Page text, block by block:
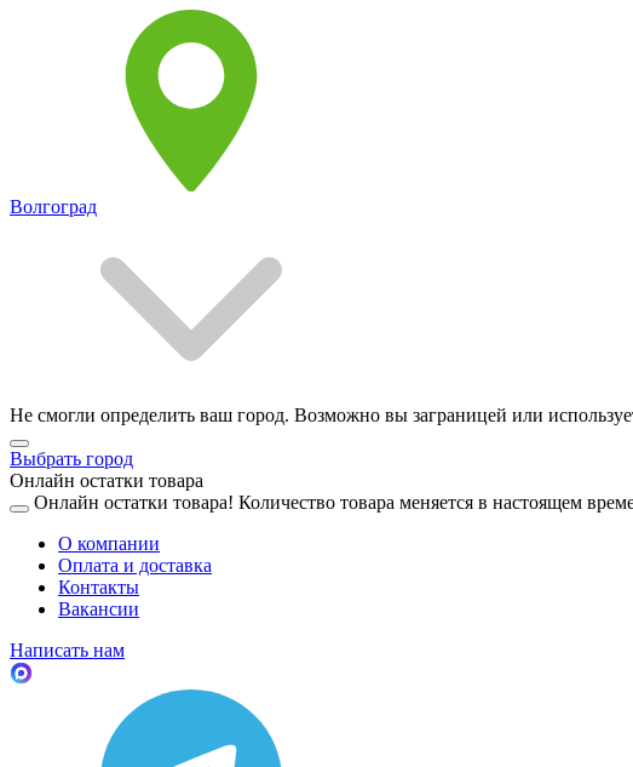
Волгоград
Не смогли определить ваш город. Возможно вы заграницей или
Выбрать город
Онлайн остатки товара
Онлайн остатки товара! Количество товара меняется в настоящем
О компании
Оплата и доставка
Контакты
Вакансии
Написать нам